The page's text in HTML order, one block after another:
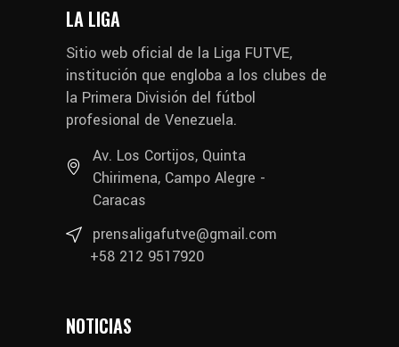
LA LIGA
Sitio web oficial de la Liga FUTVE,
institución que engloba a los clubes de
la Primera División del fútbol
profesional de Venezuela.
Av. Los Cortijos, Quinta
Chirimena, Campo Alegre -
Caracas
prensaligafutve@gmail.com
+58 212 9517920
NOTICIAS